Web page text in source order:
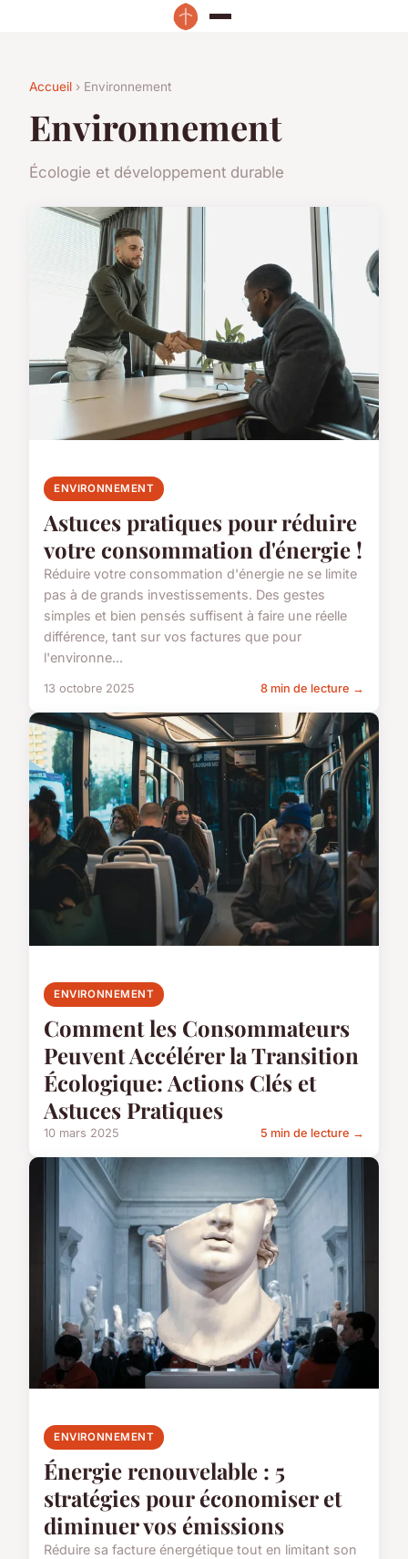
Accueil › Environnement
Environnement
Écologie et développement durable
ENVIRONNEMENT
Astuces pratiques pour réduire
votre consommation d'énergie !
Réduire votre consommation d'énergie ne se limite
pas à de grands investissements. Des gestes
simples et bien pensés suffisent à faire une réelle
différence, tant sur vos factures que pour
l'environne...
13 octobre 2025 8 min de lecture →
ENVIRONNEMENT
Comment les Consommateurs
Peuvent Accélérer la Transition
Écologique: Actions Clés et
Astuces Pratiques
10 mars 2025 5 min de lecture →
ENVIRONNEMENT
Énergie renouvelable : 5
stratégies pour économiser et
diminuer vos émissions
Réduire sa facture énergétique tout en limitant son